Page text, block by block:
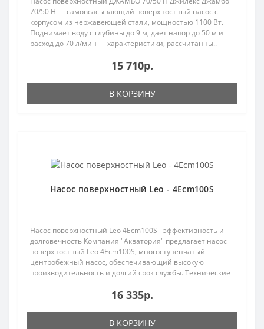
70/50 Н — самовсасывающий поверхностный насос с
корпусом из нержавеющей стали, мощностью 1100 Вт.
Поднимает воду с глубины до 9 м, даёт напор до 50 м и
расход до 70 л/мин — характеристики, рассчитанны..
15 710р.
В КОРЗИНУ
Насос поверхностный Leo - 4Ecm100S
Насос поверхностный Leo 4Ecm100S - эффективность и
долговечность Компания "Акватория" предлагает насос
поверхностный Leo 4Ecm100S, многоступенчатый
центробежный насос, обеспечивающий высокую
производительность и долгий срок службы. Технические
16 335р.
В КОРЗИНУ